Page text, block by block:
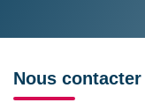
Nous contacter